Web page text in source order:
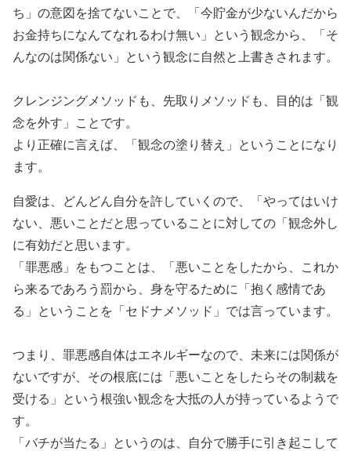
ち」の意図を捨てないことで、「今貯金が少ないんだから
お金持ちになんてなれるわけ無い」という観念から、「そ
んなのは関係ない」という観念に自然と上書きされます。
クレンジングメソッドも、先取りメソッドも、目的は「観
念を外す」ことです。
より正確に言えば、「観念の塗り替え」ということになり
ます。
自愛は、どんどん自分を許していくので、「やってはいけ
ない、悪いことだと思っていることに対しての「観念外し
に有効だと思います。
「罪悪感」をもつことは、「悪いことをしたから、これか
ら来るであろう罰から、身を守るために「抱く感情であ
る」ということを「セドナメソッド」では言っています。
つまり、罪悪感自体はエネルギーなので、未来には関係が
ないですが、その根底には「悪いことをしたらその制裁を
受ける」という根強い観念を大抵の人が持っているようで
す。
「バチが当たる」というのは、自分で勝手に引き起こして